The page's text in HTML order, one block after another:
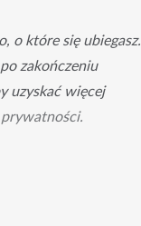
o które się ubiegasz.
zakończeniu
uzyskać więcej